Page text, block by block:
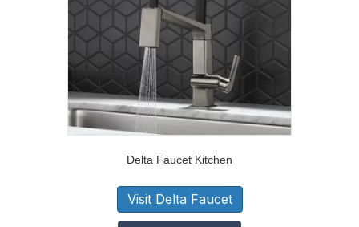
Delta Faucet Kitchen
Visit Delta Faucet